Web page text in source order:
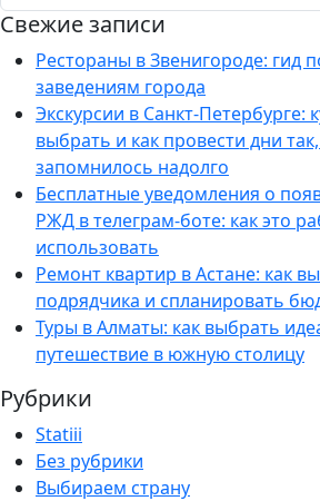
Свежие записи
Рестораны в Звенигороде: гид
заведениям города
Экскурсии в Санкт-Петербурге:
выбрать и как провести дни
запомнилось надолго
Бесплатные уведомления о
РЖД в телеграм-боте: как это
использовать
Ремонт квартир в Астане: как
подрядчика и спланировать
Туры в Алматы: как выбрать
путешествие в южную столицу
Рубрики
Statiii
Без рубрики
Выбираем страну